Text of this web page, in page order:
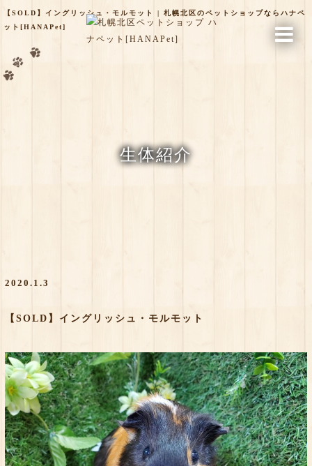
【SOLD】イングリッシュ・モルモット | 札幌北区のペットショップならハナペ
ット[HANAPet]
生体紹介
2020.1.3
【SOLD】イングリッシュ・モルモット